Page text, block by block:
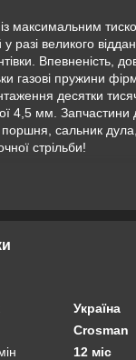
максимальним
разі великого
Впевненість,
газові пружини
десятки тисяч
4,5 мм. Запчастини
поршня, сальник
стрільби!
Україна
Crosman
12 міс